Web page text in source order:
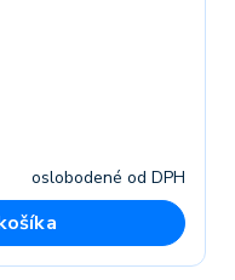
oslobodené od DPH